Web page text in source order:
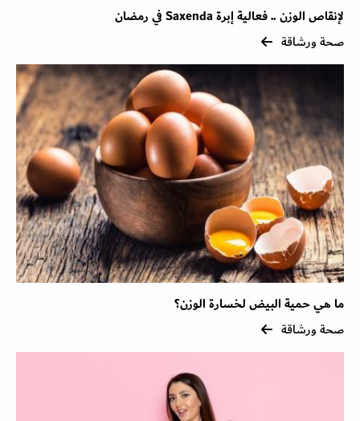
لإنقاص الوزن .. فعالية إبرة Saxenda في رمضان
صحة ورشاقة
ما هي حمية البيض لخسارة الوزن؟
صحة ورشاقة